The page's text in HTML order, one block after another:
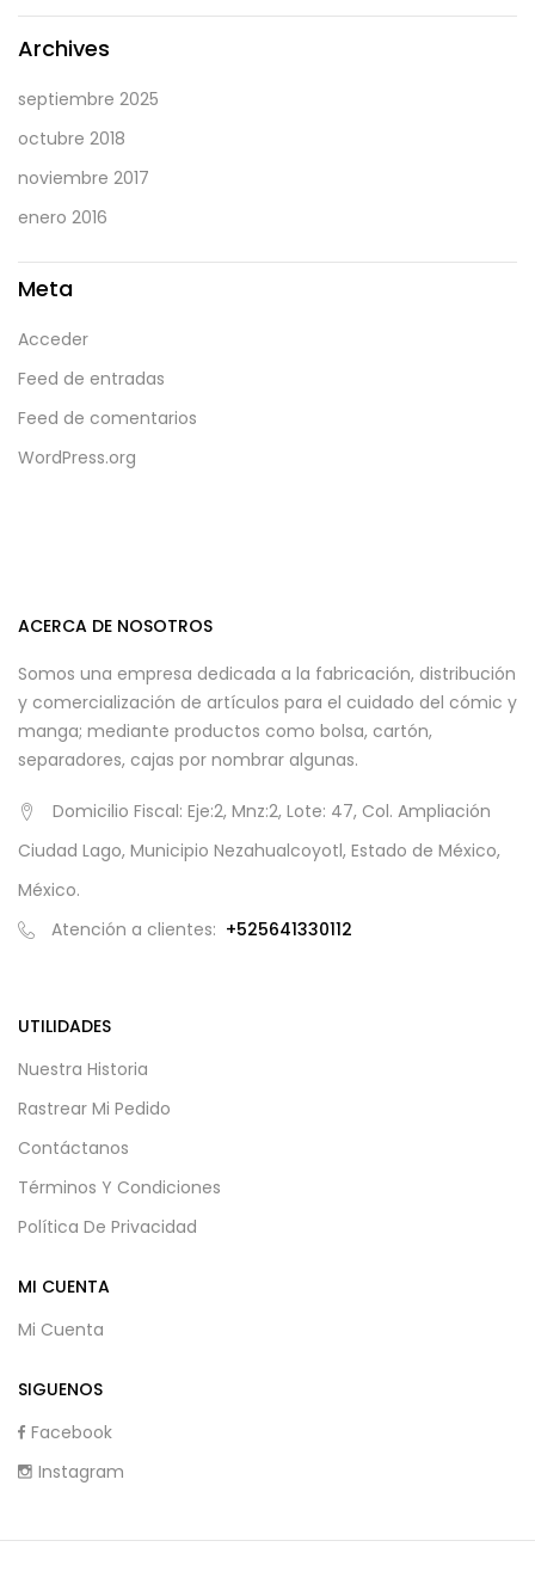
Archives
septiembre 2025
octubre 2018
noviembre 2017
enero 2016
Meta
Acceder
Feed de entradas
Feed de comentarios
WordPress.org
ACERCA DE NOSOTROS
Somos una empresa dedicada a la fabricación, distribución
y comercialización de artículos para el cuidado del cómic y
manga; mediante productos como bolsa, cartón,
separadores, cajas por nombrar algunas.
Domicilio Fiscal: Eje:2, Mnz:2, Lote: 47, Col. Ampliación
Ciudad Lago, Municipio Nezahualcoyotl, Estado de México,
México.
Atención a clientes: +525641330112
UTILIDADES
Nuestra Historia
Rastrear Mi Pedido
Contáctanos
Términos Y Condiciones
Política De Privacidad
MI CUENTA
Mi Cuenta
SIGUENOS
Facebook
Instagram